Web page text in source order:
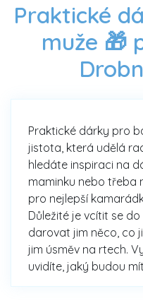
Praktické
muže 🎁
Praktické dárky pro
jistota, která udělá
hledáte inspiraci na
maminku nebo třeba
pro nejlepší
Důležité je vcítit se
darovat jim něco, co
jim úsměv na rtech.
uvidíte, jaký budou